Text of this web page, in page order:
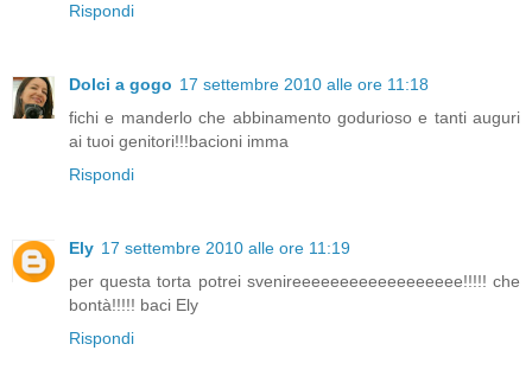
Rispondi
Dolci a gogo 17 settembre 2010 alle ore 11:18
fichi e manderlo che abbinamento godurioso e tanti auguri
ai tuoi genitori!!!bacioni imma
Rispondi
Ely 17 settembre 2010 alle ore 11:19
per questa torta potrei svenireeeeeeeeeeeeeeeeee!!!!! che
bontà!!!!! baci Ely
Rispondi